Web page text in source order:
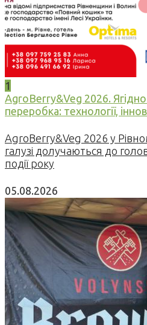
1
AgroBerry&Veg 2026.
переробка: технології,
AgroBerry&Veg 2026 у
галузі долучаються до
події року
05.08.2026